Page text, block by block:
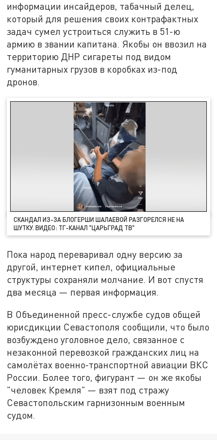
информации инсайдеров, табачный делец,
который для решения своих контрафактных
задач сумел устроиться служить в 51-ю
армию в звании капитана. Якобы он ввозил на
территорию ДНР сигареты под видом
гуманитарных грузов в коробках из-под
дронов.
СКАНДАЛ ИЗ-ЗА БЛОГЕРШИ ШАЛАЕВОЙ РАЗГОРЕЛСЯ НЕ НА
ШУТКУ. ВИДЕО: ТГ-КАНАЛ "ЦАРЬГРАД ТВ"
Пока народ переваривал одну версию за
другой, интернет кипел, официальные
структуры сохраняли молчание. И вот спустя
два месяца — первая информация.
В Объединенной пресс-службе судов общей
юрисдикции Севастополя сообщили, что было
возбуждено уголовное дело, связанное с
незаконной перевозкой гражданских лиц на
самолётах военно-транспортной авиации ВКС
России. Более того, фигурант — он же якобы
"человек Кремля" — взят под стражу
Севастопольским гарнизонным военным
судом.